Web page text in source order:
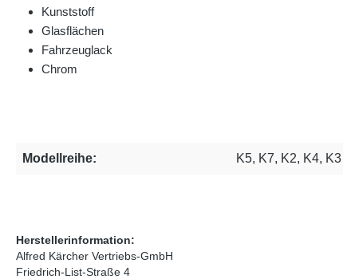
Kunststoff
Glasflächen
Fahrzeuglack
Chrom
Modellreihe: K5, K7, K2, K4, K3
Herstellerinformation:
Alfred Kärcher Vertriebs-GmbH
Friedrich-List-Straße 4